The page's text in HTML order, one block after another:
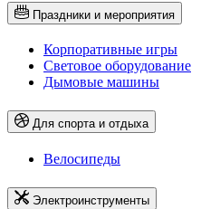
Праздники и мероприятия
Корпоративные игры
Световое оборудование
Дымовые машины
Для спорта и отдыха
Велосипеды
Электроинструменты